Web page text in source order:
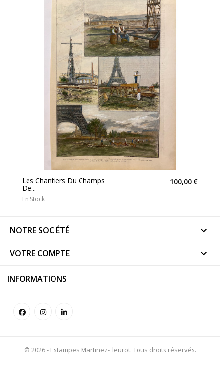
Les Chantiers Du Champs
De...
100,00 €
En Stock
NOTRE SOCIÉTÉ 
VOTRE COMPTE 
INFORMATIONS
© 2026 - Estampes Martinez-Fleurot. Tous droits réservés.